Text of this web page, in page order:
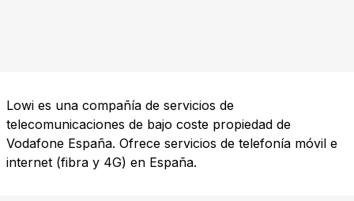
Lowi es una compañía de servicios de
telecomunicaciones de bajo coste propiedad de
Vodafone España. Ofrece servicios de telefonía móvil e
internet (fibra y 4G) en España.